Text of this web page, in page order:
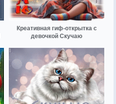
Креативная гиф-открытка с
девочкой Скучаю